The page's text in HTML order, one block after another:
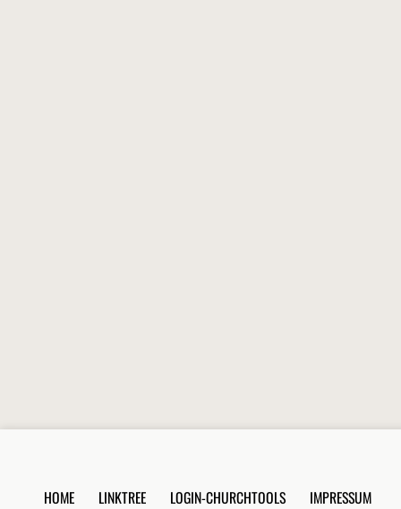
HOME LINKTREE LOGIN-CHURCHTOOLS
IMPRESSUM